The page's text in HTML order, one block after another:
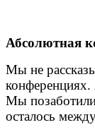
Абсолютная
Мы не
Мы
осталось